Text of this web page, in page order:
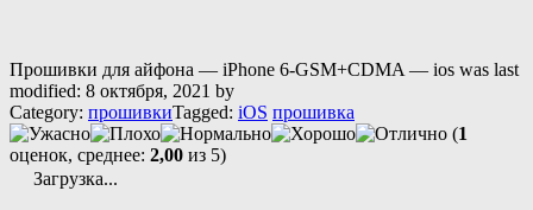
Прошивки для айфона — iPhone 6-GSM+CDMA — ios was last
modified: 8 октября, 2021 by
Category: прошивкиTagged: iOS прошивка
(1
оценок, среднее: 2,00 из 5)
Загрузка...